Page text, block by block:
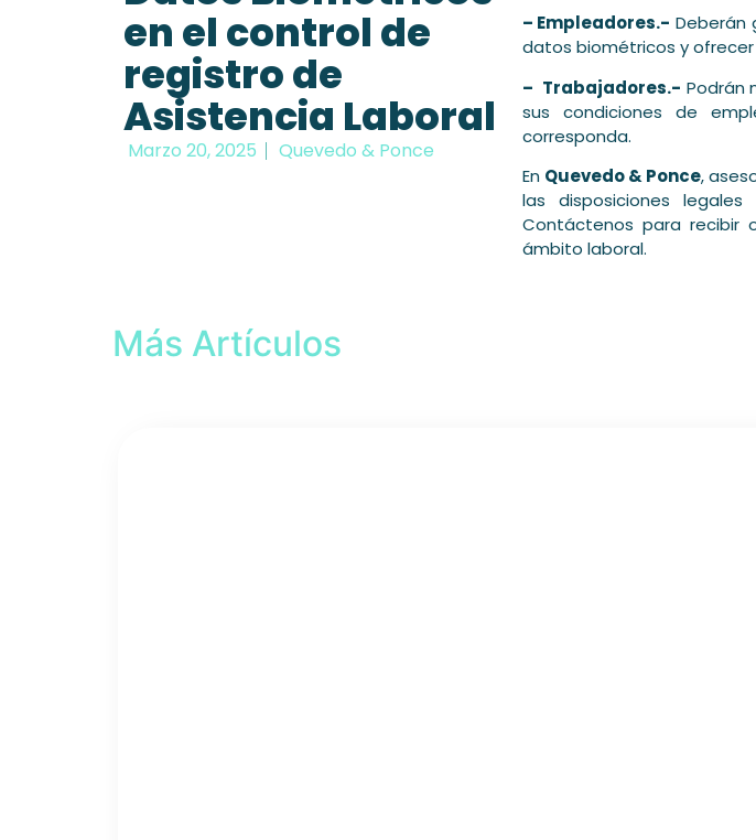
en el control de
registro de
Asistencia Laboral
Marzo 20, 2025 Quevedo & Ponce
– Empleadores.- Deberán
datos biométricos y
– Trabajadores.- Podrán
sus condiciones de
corresponda.
En Quevedo & Ponce,
las disposiciones
Contáctenos para recibir
ámbito laboral.
Más Artículos